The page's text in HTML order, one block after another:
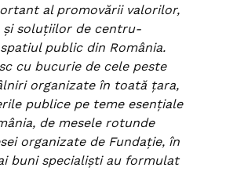
al promovării valorilor,
soluţiilor de centru-
public din România.
cu bucurie de cele peste
organizate în toată ţara,
publice pe teme esenţiale
de mesele rotunde
organizate de Fundaţie, în
buni specialişti au formulat